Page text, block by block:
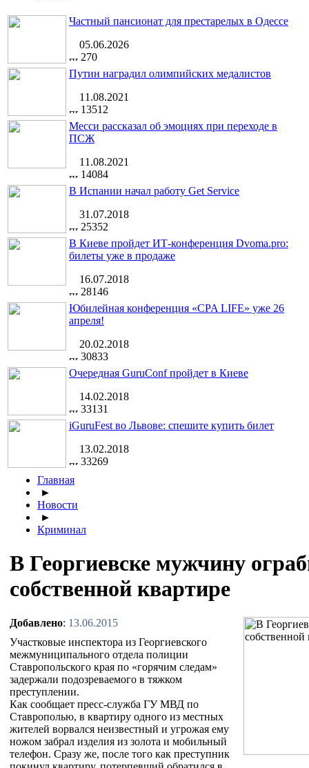
Частный пансионат для престарелых в Одессе
05.06.2026
270
Путин наградил олимпийских медалистов
11.08.2021
13512
Месси рассказал об эмоциях при переходе в
ПСЖ
11.08.2021
14084
В Испании начал работу Get Service
31.07.2018
25352
В Киеве пройдет ИТ-конференция Dvoma.pro:
билеты уже в продаже
16.07.2018
28146
Юбилейная конференция «CPA LIFE» уже 26
апреля!
20.02.2018
30833
Очередная GuruConf пройдет в Киеве
14.02.2018
33131
iGuruFest во Львове: спешите купить билет
13.02.2018
33269
Главная
►
Новости
►
Криминал
В Георгиевске мужчину
собственной квартире
Добавлено: 13.06.2015
Участковые инспектора из Георгиевского
межмуниципального отдела полиции
Ставропольского края по «горячим следам»
задержали подозреваемого в тяжком
преступлении.
Как сообщает пресс-служба ГУ МВД по
Ставрополью, в квартиру одного из местных
жителей ворвался неизвестный и угрожая ему
ножом забрал изделия из золота и мобильный
телефон. Сразу же, после того как преступник